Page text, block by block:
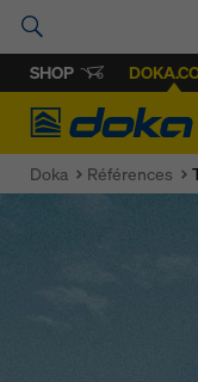
SHOP
Doka
Doka Références